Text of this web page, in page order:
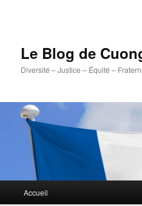
Le Blog de
Diversité – Justice – Équité –
principal
Accueil